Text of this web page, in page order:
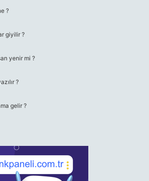
?
giyilir ?
yenir mi ?
?
gelir ?